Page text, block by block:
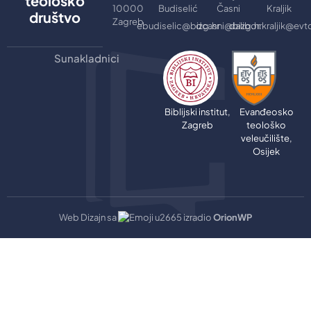
društvo
10000
Zagreb
Budiselić
ebudiselic@bizg.hr
Časni
dcasni@bizg.hr
Kraljik
Sunakladnici
Biblijski institut,
Zagreb
Evanđeosko
teološko
veleučilište,
Osijek
Web Dizajn sa izradioOrionWP